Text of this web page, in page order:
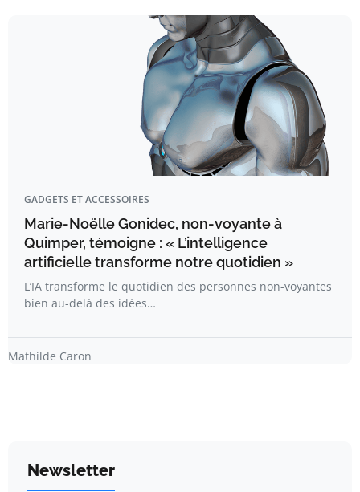
GADGETS ET ACCESSOIRES
Marie-Noëlle Gonidec, non-voyante à
Quimper, témoigne : « L’intelligence
artificielle transforme notre quotidien »
L’IA transforme le quotidien des personnes non-voyantes
bien au-delà des idées…
Mathilde Caron
Newsletter